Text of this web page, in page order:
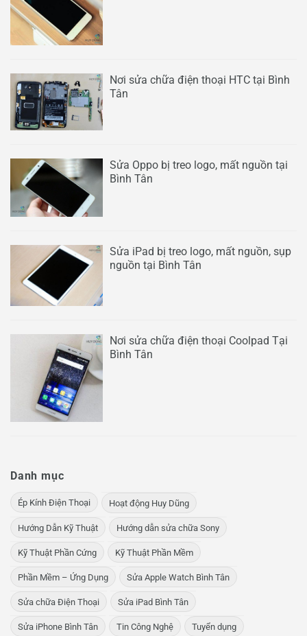
Nơi sửa chữa điện thoại HTC tại Bình
Tân
Sửa Oppo bị treo logo, mất nguồn tại
Bình Tân
Sửa iPad bị treo logo, mất nguồn, sụp
nguồn tại Bình Tân
Nơi sửa chữa điện thoại Coolpad Tại
Bình Tân
Danh mục
Ép Kính Điện Thoại Hoạt động Huy Dũng
Hướng Dẫn Kỹ Thuật Hướng dẫn sửa chữa Sony
Kỹ Thuật Phần Cứng Kỹ Thuật Phần Mềm
Phần Mềm – Ứng Dụng Sửa Apple Watch Bình Tân
Sửa chữa Điện Thoại Sửa iPad Bình Tân
Sửa iPhone Bình Tân Tin Công Nghệ Tuyển dụng